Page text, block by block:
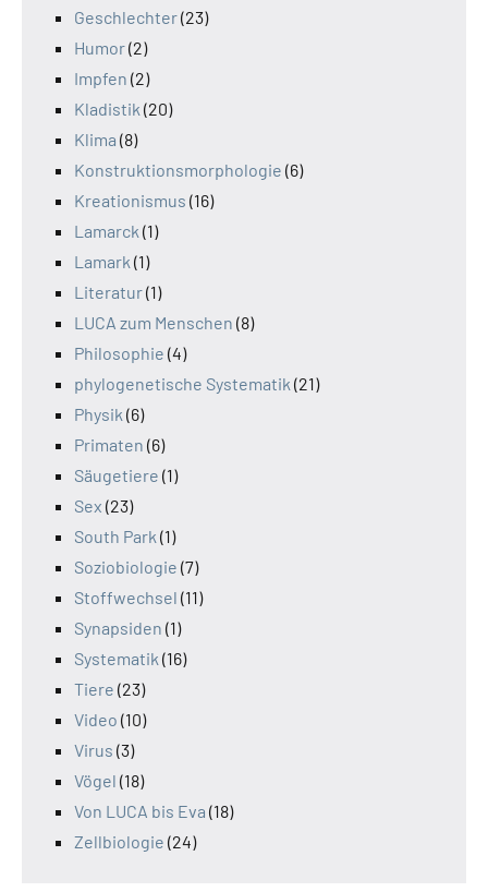
Geschlechter(23)
Humor(2)
Impfen (2)
Kladistik (20)
Klima (8)
Konstruktionsmorphologie (6)
Kreationismus (16)
Lamarck (1)
Lamark (1)
Literatur(1)
LUCA zum Menschen (8)
Philosophie (4)
phylogenetische Systematik (21)
Physik (6)
Primaten (6)
Säugetiere (1)
Sex (23)
South Park (1)
Soziobiologie (7)
Stoffwechsel (11)
Synapsiden (1)
Systematik (16)
Tiere (23)
Video (10)
Virus (3)
Vögel (18)
Von LUCA bis Eva (18)
Zellbiologie (24)